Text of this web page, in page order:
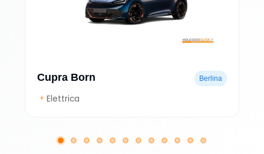
Cupra Born Berlina
Elettrica